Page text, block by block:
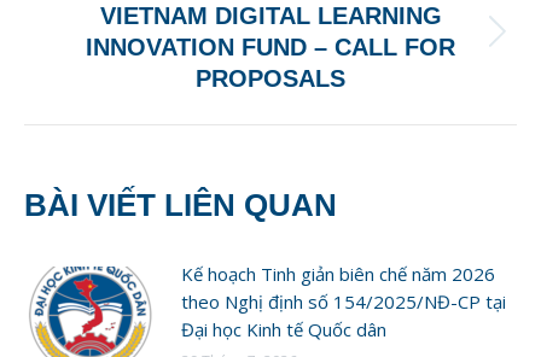
Next
post:
VIETNAM DIGITAL LEARNING
INNOVATION FUND – CALL FOR
PROPOSALS
BÀI VIẾT LIÊN QUAN
Kế hoạch Tinh giản biên chế năm 2026
theo Nghị định số 154/2025/NĐ-CP tại
Đại học Kinh tế Quốc dân